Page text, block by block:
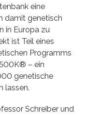
eine
damit genetisch
in Europa zu
ist Teil eines
Programms
– ein
genetische
lassen.
Schreiber und